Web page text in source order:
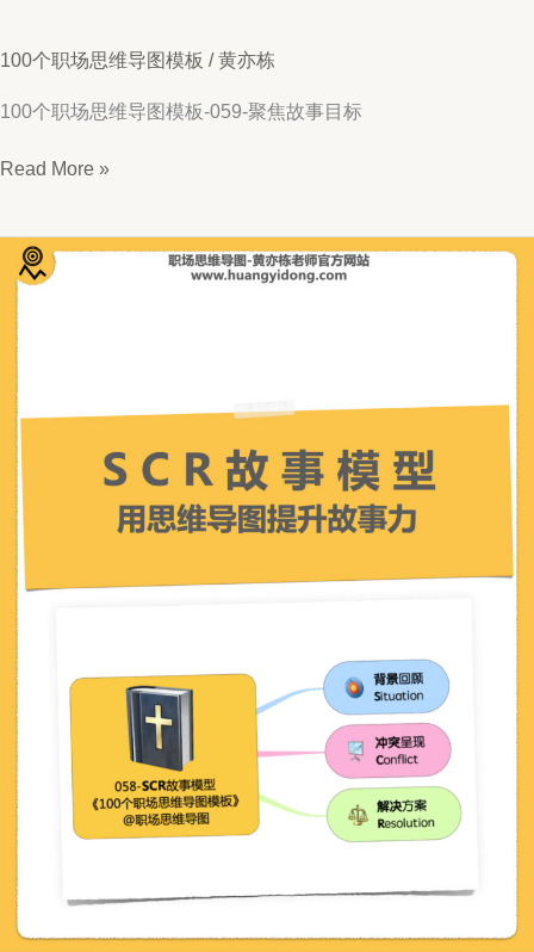
100个职场思维导图模板 /黄亦栋
100个职场思维导图模板-059-聚焦故事目标
思
059-
聚
焦
故
事
目
标
Read More »